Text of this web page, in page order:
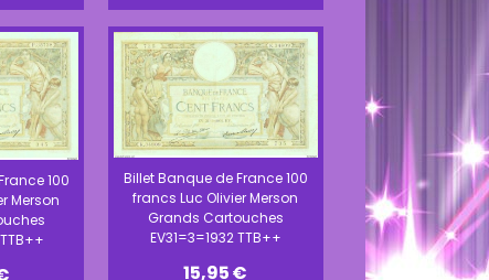
100
Merson
Billet Banque de France 100
francs Luc Olivier Merson
Grands Cartouches
EV31=3=1932 TTB++
15,95€